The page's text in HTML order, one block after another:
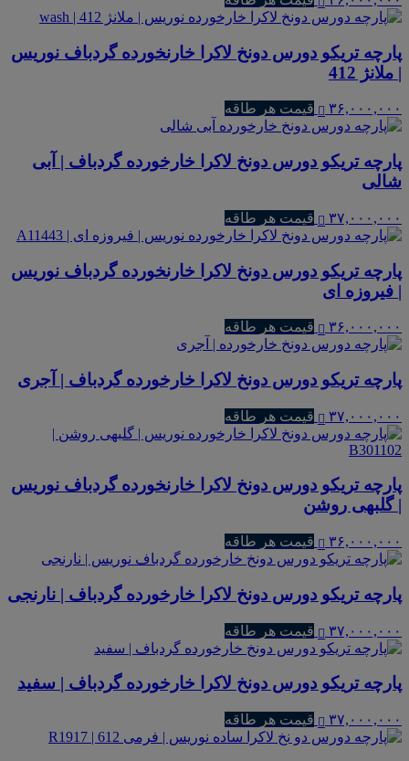
پارچه تریکو دورس دونخ لاکرا خارنخورده گردباف نوریس
| ملانژ 412
۳۶,۰۰۰,۰۰۰ قیمت هر طاقه
پارچه تریکو دورس دونخ لاکرا خارخورده گردباف | آبی
شالی
۳۷,۰۰۰,۰۰۰ قیمت هر طاقه
پارچه تریکو دورس دونخ لاکرا خارنخورده گردباف نوریس
| فیروزه ای
۳۶,۰۰۰,۰۰۰ قیمت هر طاقه
پارچه تریکو دورس دونخ لاکرا خارخورده گردباف | آجری
۳۷,۰۰۰,۰۰۰ قیمت هر طاقه
پارچه تریکو دورس دونخ لاکرا خارنخورده گردباف نوریس
| گلبهی روشن
۳۶,۰۰۰,۰۰۰ قیمت هر طاقه
پارچه تریکو دورس دونخ لاکرا خارخورده گردباف | نارنجی
۳۷,۰۰۰,۰۰۰ قیمت هر طاقه
پارچه تریکو دورس دونخ لاکرا خارخورده گردباف | سفید
۳۷,۰۰۰,۰۰۰ قیمت هر طاقه